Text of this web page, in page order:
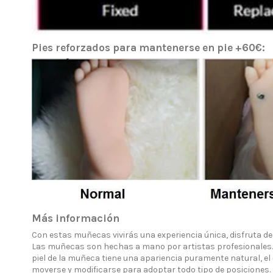
Pies reforzados para mantenerse en pie +60€:
Más información
Con estas muñecas vivirás una experiencia única, disfruta
Las muñecas son hechas a mano por artistas
piel de la muñeca tiene una apariencia puramente natural,
moverse y modificarse para adoptar todo tipo de posiciones.
Información:
Envío muñecas sexuales y entrega
Aviso Legal sexo de silicona
Dudas y Preguntas
Política de Privacidad
Pagos 100% Seguros